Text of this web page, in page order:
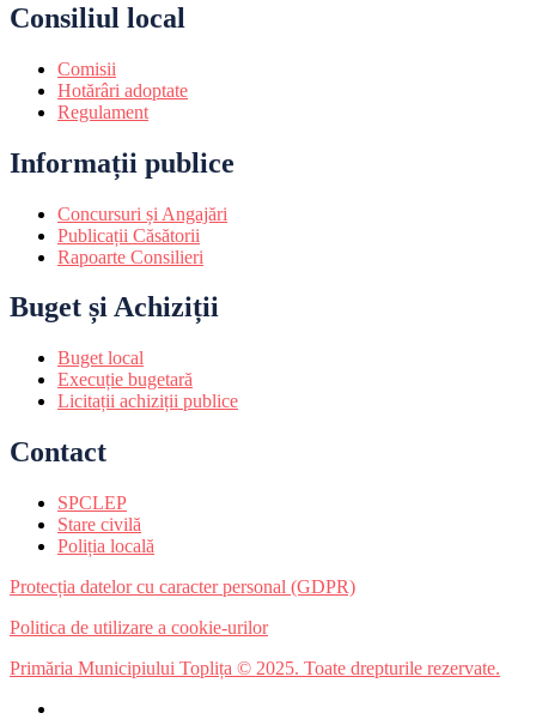
Consiliul local
Comisii
Hotărâri adoptate
Regulament
Informații publice
Concursuri și Angajări
Publicații Căsătorii
Rapoarte Consilieri
Buget și Achiziții
Buget local
Execuție bugetară
Licitații achiziții publice
Contact
SPCLEP
Stare civilă
Poliția locală
Protecția datelor cu caracter personal (GDPR)
Politica de utilizare a cookie-urilor
Primăria Municipiului Toplița © 2025. Toate drepturile rezervate.